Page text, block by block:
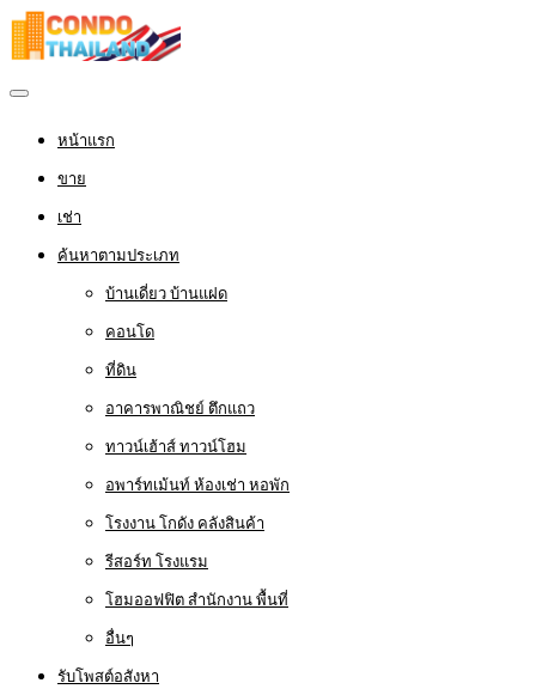
หน้าแรก
ขาย
เช่า
ค้นหาตามประเภท
บ้านเดี่ยว บ้านแฝด
คอนโด
ที่ดิน
อาคารพาณิชย์ ตึกแถว
ทาวน์เฮ้าส์ ทาวน์โฮม
อพาร์ทเม้นท์ ห้องเช่า หอพัก
โรงงาน โกดัง คลังสินค้า
รีสอร์ท โรงแรม
โฮมออฟฟิต สำนักงาน พื้นที่
อื่นๆ
รับโพสต์อสังหา